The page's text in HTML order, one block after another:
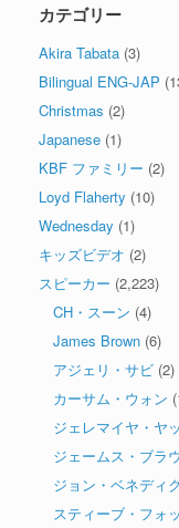
カテゴリー
Akira Tabata (3)
Bilingual ENG-JAP
Christmas (2)
Japanese (1)
KBF ファミリー (2)
Loyd Flaherty (10)
Wednesday (1)
キッズビデオ (2)
スピーカー (2,223)
CH・スーン (4)
James Brown (6)
アジェリ・サビ (2)
カーサム・ウォン
ジェレマイヤ・ヤ
ジェームス・ブラ
ジョン・ベネディ
スティーブ・フォ